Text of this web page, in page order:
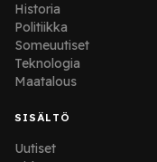
Historia
Politiikka
Someuutiset
Teknologia
Maatalous
SISÄLTÖ
Uutiset